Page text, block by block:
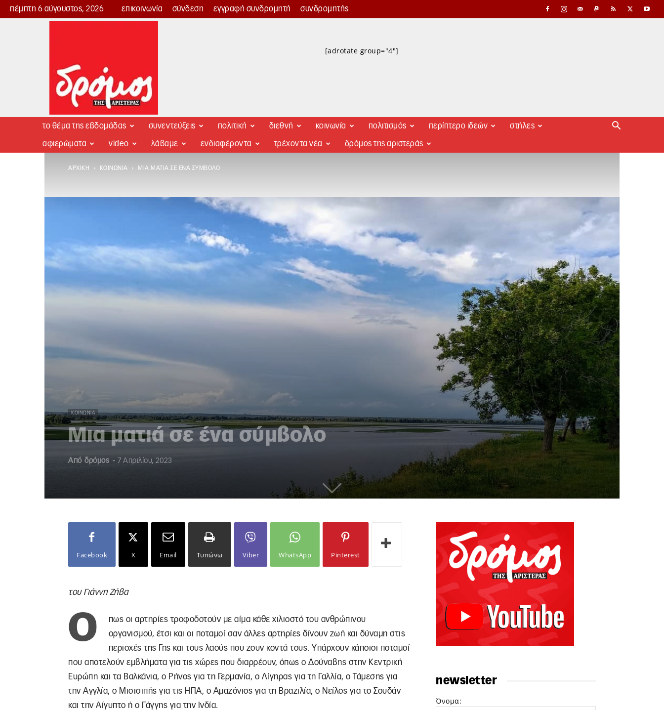
πέμπτη 6 αύγουστος, 2026 επικοινωνία σύνδεση εγγραφή συνδρομητή συνδρομητής
Δρόμος
[adrotate group="4"]
το θέμα της εβδομάδας συνεντεύξεις πολιτική διεθνή κοινωνία πολιτισμός περίπτερο ιδεών στήλες
αφιερώματα video λάβαμε ενδιαφέροντα τρέχοντα νέα δρόμος της αριστεράς
ΑΡΧΙΚΉ ΚΟΙΝΩΝΊΑ ΜΙΑ ΜΑΤΙΆ ΣΕ ΈΝΑ ΣΎΜΒΟΛΟ
ΚΟΙΝΩΝΊΑ
Μια ματιά σε ένα σύμβολο
Από δρόμος - 7 Απριλίου, 2023
Facebook X Email Τυπώνω Viber WhatsApp Pinterest
του Γιάννη Ζήβα
Ό
πως οι αρτηρίες τροφοδοτούν με αίμα κάθε χιλιοστό του ανθρώπινου
οργανισμού, έτσι και οι ποταμοί σαν άλλες αρτηρίες δίνουν ζωή και δύναμη στις
περιοχές της Γης και τους λαούς που ζουν κοντά τους. Υπάρχουν κάποιοι ποταμοί
που αποτελούν εμβλήματα για τις χώρες που διαρρέουν, όπως ο Δούναβης στην Κεντρική
Ευρώπη και τα Βαλκάνια, ο Ρήνος για τη Γερμανία, ο Λίγηρας για τη Γαλλία, ο Τάμεσης για
την Αγγλία, ο Μισισιπής για τις ΗΠΑ, ο Αμαζόνιος για τη Βραζιλία, ο Νείλος για το Σουδάν
και την Αίγυπτο ή ο Γάγγης για την Ινδία.
newsletter
Όνομα: